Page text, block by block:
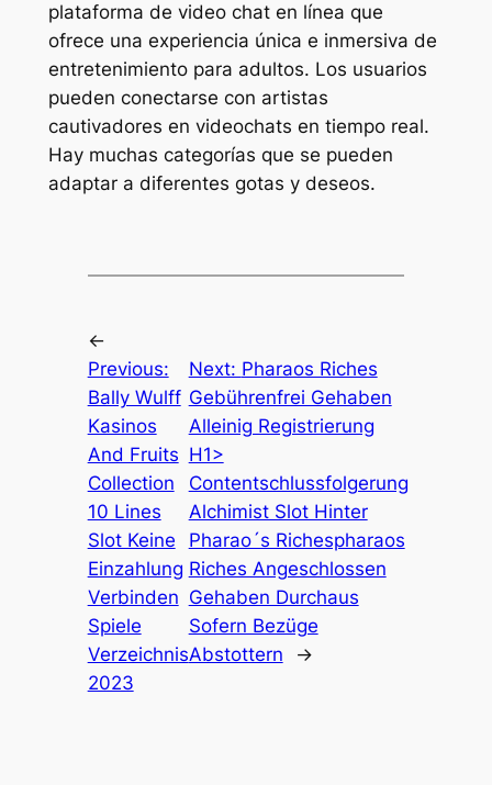
plataforma de video chat en línea que
ofrece una experiencia única e inmersiva de
entretenimiento para adultos. Los usuarios
pueden conectarse con artistas
cautivadores en videochats en tiempo real.
Hay muchas categorías que se pueden
adaptar a diferentes gotas y deseos.
←
Previous:
Bally Wulff
Kasinos
And Fruits
Collection
10 Lines
Slot Keine
Einzahlung
Verbinden
Spiele
Verzeichnis
2023
Next: Pharaos Riches
Gebührenfrei Gehaben
Alleinig Registrierung
H1>
Contentschlussfolgerung
Alchimist Slot Hinter
Pharao´s Richespharaos
Riches Angeschlossen
Gehaben Durchaus
Sofern Bezüge
Abstottern
→